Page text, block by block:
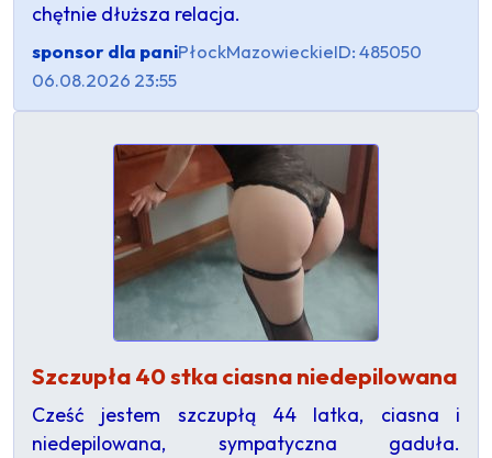
chętnie dłuższa relacja.
sponsor dla paniPłockMazowieckieID: 485050
06.08.2026 23:55
Szczupła 40 stka ciasna niedepilowana
Cześć jestem szczupłą 44 latka, ciasna i
niedepilowana, sympatyczna gaduła.